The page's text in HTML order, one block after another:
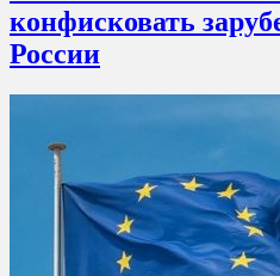
конфисковать
России